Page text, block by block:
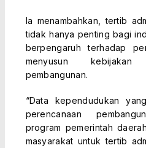
Ia menambahkan, tertib
tidak hanya penting bagi
berpengaruh terhadap
menyusun
pembangunan.
“Data kependudukan
perencanaan
program pemerintah
masyarakat untuk tertib